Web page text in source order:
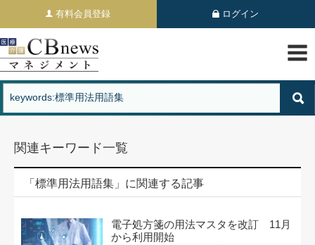
有料会員登録 ログイン
関連キーワード一覧
「標準用法用語集」に関連する記事
電子処方箋の用法マスタを改訂 11月
から利用開始